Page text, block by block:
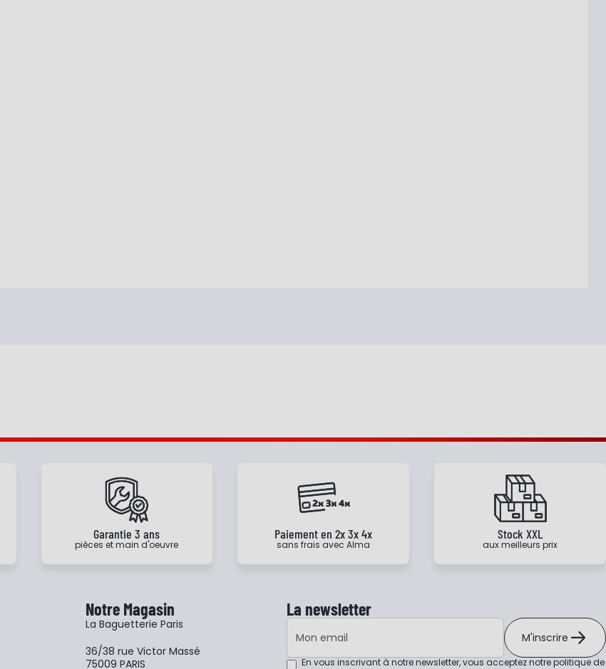
Garantie 3 ans
pièces et main d'oeuvre
Paiement en 2x 3x 4x
sans frais avec Alma
Stock XXL
aux meilleurs prix
Notre Magasin
La Baguetterie Paris
36/38 rue Victor Massé
75009 PARIS
La newsletter
Adresse e-mail
M'inscrire
En vous inscrivant à notre newsletter, vous acceptez notrepolitique de